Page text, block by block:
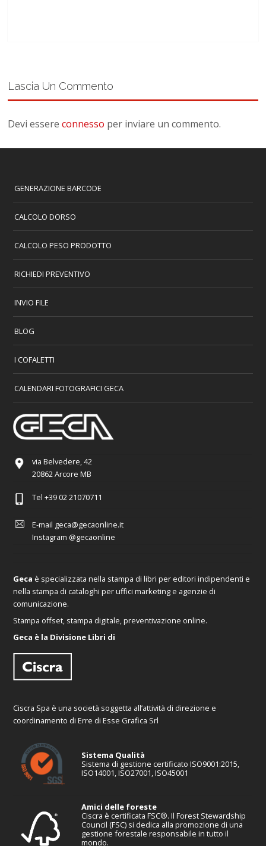
Lascia Un Commento
Devi essereconnesso per inviare un commento.
GENERAZIONE BARCODE
CALCOLO DORSO
CALCOLO PESO PRODOTTO
RICHIEDI PREVENTIVO
INVIO FILE
BLOG
I COFALETTI
CALENDARI FOTOGRAFICI GECA
via Belvedere, 42
20862 Arcore MB
Tel +39 02 21070711
E-mail geca@gecaonline.it
Instagram @gecaonline
Geca è specializzata nella stampa di libri per editori indipendenti e
nella stampa di cataloghi per uffici marketing e agenzie di
comunicazione.
Stampa offset, stampa digitale, preventivazione online.
Geca è la Divisione Libri di
Ciscra Spa è una società soggetta all’attività di direzione e
coordinamento di Erre di Esse Grafica Srl
Sistema Qualità
Sistema di gestione certificato ISO9001:2015,
ISO14001, ISO27001, ISO45001
Amici delle foreste
Ciscra è certificata FSC®. Il Forest Stewardship
Council (FSC) si dedica alla promozione di una
gestione forestale responsabile in tutto il
mondo.